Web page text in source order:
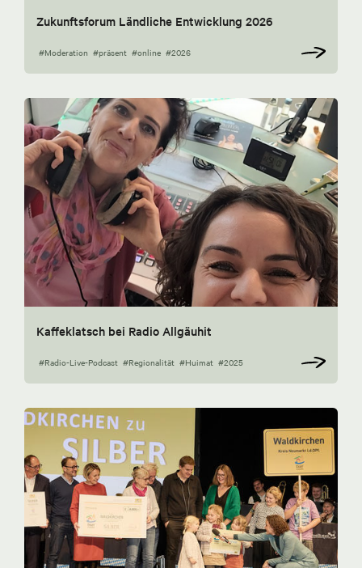
Zukunftsforum Ländliche Entwicklung 2026
#Moderation #präsent #online #2026
Kaffeklatsch bei Radio Allgäuhit
#Radio-Live-Podcast #Regionalität #Huimat #2025